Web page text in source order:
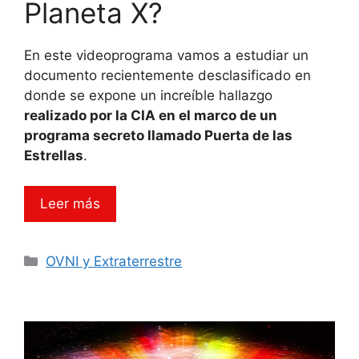
Planeta X?
En este videoprograma vamos a estudiar un
documento recientemente desclasificado en
donde se expone un increíble hallazgo
realizado por la CIA en el marco de un
programa secreto llamado Puerta de las
Estrellas.
Leer más
Categorías
OVNI y Extraterrestre